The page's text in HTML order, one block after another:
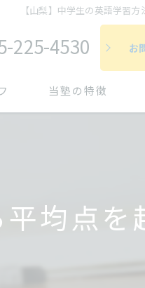
【山梨】中学生の英語学習
225-4530 お
当塾の特徴
定期テスト対策
苦手対策
書く
均点を